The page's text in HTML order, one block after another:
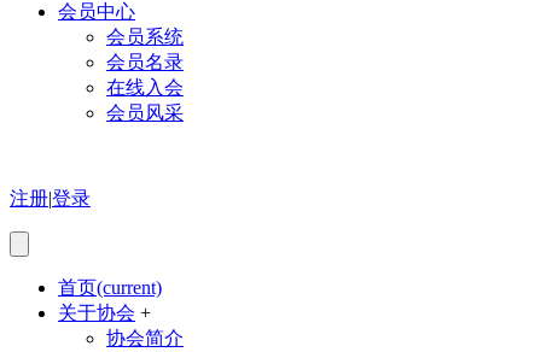
会员中心
会员系统
会员名录
在线入会
会员风采
注册|登录
首页(current)
关于协会 +
协会简介